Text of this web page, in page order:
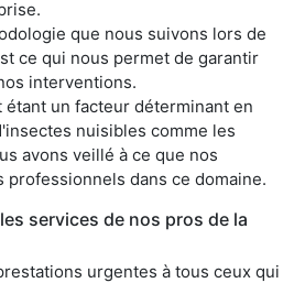
que nous suivons lors de
ce qui nous permet de garantir
interventions.
un facteur déterminant en
nuisibles comme les
avons veillé à ce que nos
dans ce domaine.
services de nos pros de la
urgentes à tous ceux qui